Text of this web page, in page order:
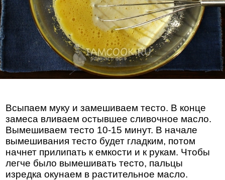
Всыпаем муку и замешиваем тесто. В конце
замеса вливаем остывшее сливочное масло.
Вымешиваем тесто 10-15 минут. В начале
вымешивания тесто будет гладким, потом
начнет прилипать к емкости и к рукам. Чтобы
легче было вымешивать тесто, пальцы
изредка окунаем в растительное масло.